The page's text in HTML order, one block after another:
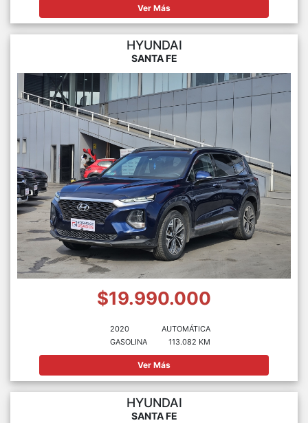
Ver Más
HYUNDAI
SANTA FE
$19.990.000
2020
GASOLINA
AUTOMÁTICA
113.082 KM
Ver Más
HYUNDAI
SANTA FE